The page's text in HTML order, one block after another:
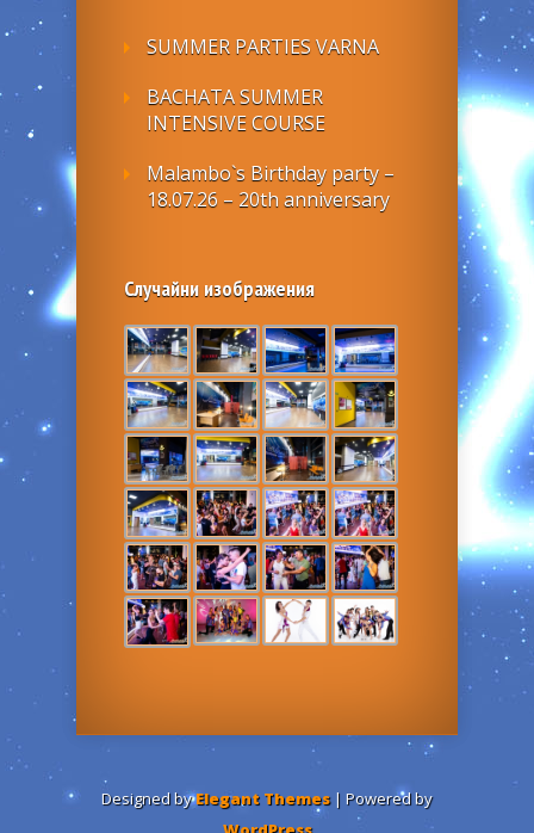
SUMMER PARTIES VARNA
BACHATA SUMMER
INTENSIVE COURSE
Malambo`s Birthday party –
18.07.26 – 20th anniversary
Случайни изображения
Designed byElegant Themes| Powered by